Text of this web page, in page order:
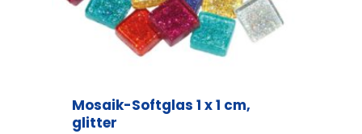
Mosaik-Softglas 1 x 1 cm,
glitter